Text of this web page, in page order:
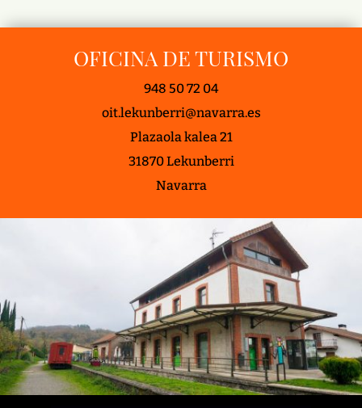
OFICINA DE TURISMO
948 50 72 04
oit.lekunberri@navarra.es
Plazaola kalea 21
31870 Lekunberri
Navarra